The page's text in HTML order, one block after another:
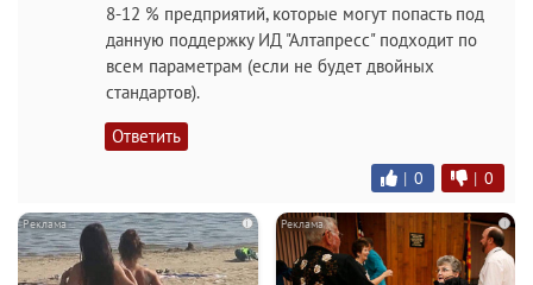
8-12 % предприятий, которые могут попасть под
данную поддержку ИД "Алтапресс" подходит по
всем параметрам (если не будет двойных
стандартов).
Ответить
| 0 | 0
i i